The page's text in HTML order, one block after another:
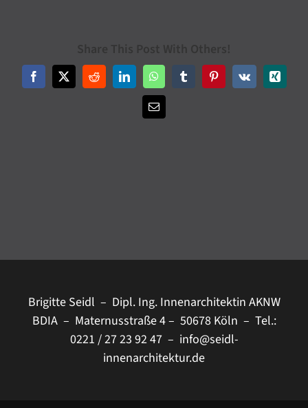
Share This Post With Others!
Facebook
X RedditLinkedInWhatsAppTumblrPinterest
Vk Xing
E-
Brigitte Seidl – Dipl. Ing. Innenarchitektin AKNW
BDIA – Maternusstraße 4 – 50678 Köln – Tel.:
0221 / 27 23 92 47 – info@seidl-
innenarchitektur.de